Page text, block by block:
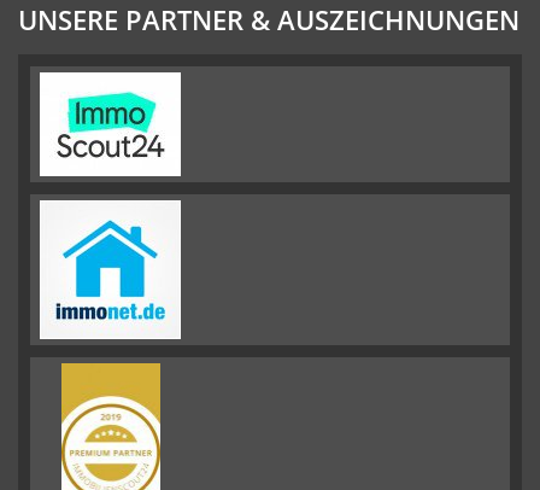
UNSERE PARTNER & AUSZEICHNUNGEN